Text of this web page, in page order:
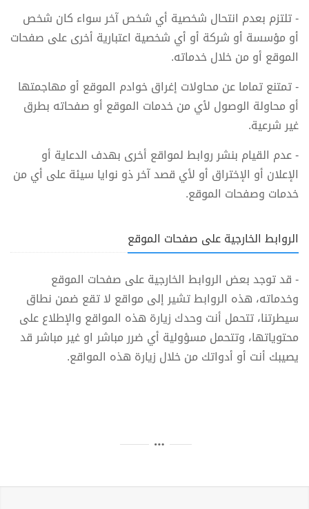
- تلتزم بعدم انتحال شخصية أي شخص آخر سواء كان شخص
أو مؤسسة أو شركة أو أي شخصية اعتبارية أخرى على صفحات
الموقع أو من خلال خدماته.
- تمتنع تماما عن محاولات إغراق خوادم الموقع أو مهاجمتها
أو محاولة الوصول لأي من خدمات الموقع أو صفحاته بطرق
غير شرعية.
- عدم القيام بنشر روابط لمواقع أخرى بهدف الدعاية أو
الإعلان أو الإختراق أو لأي قصد آخر ذو نوايا سيئة على أي من
خدمات وصفحات الموقع.
الروابط الخارجية على صفحات الموقع
- قد توجد بعض الروابط الخارجية على صفحات الموقع
وخدماته، هذه الروابط تشير إلى مواقع لا تقع ضمن نطاق
سيطرتنا، تتحمل أنت وحدك زيارة هذه المواقع والإطلاع على
محتوياتها، وتتحمل مسؤولية أي ضرر مباشر او غير مباشر قد
يصيبك أنت أو أدواتك من خلال زيارة هذه المواقع.